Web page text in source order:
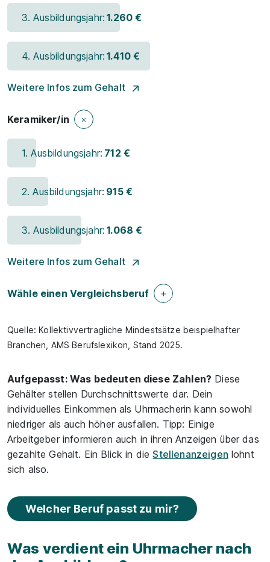
3. Ausbildungsjahr: 1.260 €
4. Ausbildungsjahr: 1.410 €
Weitere Infos zum Gehalt
Keramiker/in
1. Ausbildungsjahr: 712 €
2. Ausbildungsjahr: 915 €
3. Ausbildungsjahr: 1.068 €
Weitere Infos zum Gehalt
Wähle einen Vergleichsberuf
Quelle: Kollektivvertragliche Mindestsätze beispielhafter
Branchen, AMS Berufslexikon, Stand 2025.
Aufgepasst: Was bedeuten diese Zahlen? Diese
Gehälter stellen Durchschnittswerte dar. Dein
individuelles Einkommen als Uhrmacherin kann sowohl
niedriger als auch höher ausfallen. Tipp: Einige
Arbeitgeber informieren auch in ihren Anzeigen über das
gezahlte Gehalt. Ein Blick in dieStellenanzeigen lohnt
sich also.
Welcher Beruf passt zu mir?
Was verdient ein Uhrmacher nach